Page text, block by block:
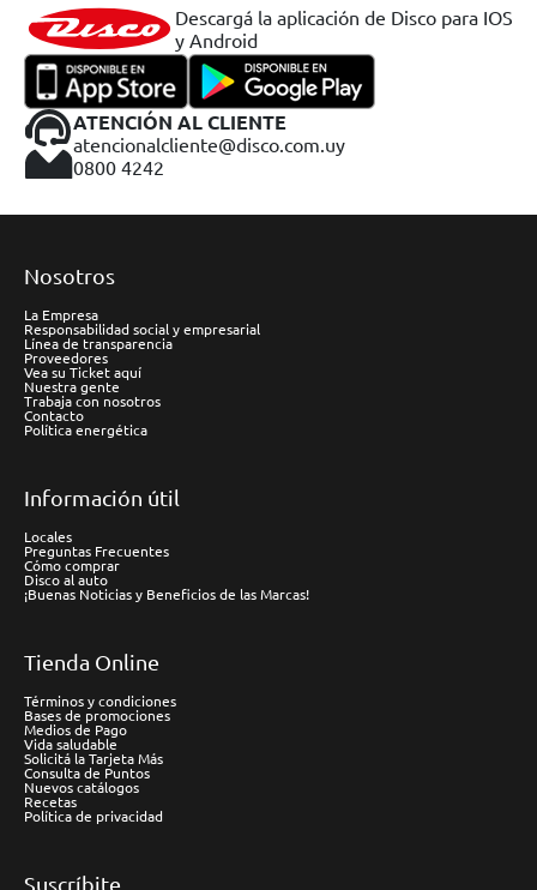
Descargá la aplicación de Disco para IOS
y Android
ATENCIÓN AL CLIENTE
atencionalcliente@disco.com.uy
0800 4242
Nosotros
La Empresa
Responsabilidad social y empresarial
Línea de transparencia
Proveedores
Vea su Ticket aquí
Nuestra gente
Trabaja con nosotros
Contacto
Política energética
Información útil
Locales
Preguntas Frecuentes
Cómo comprar
Disco al auto
¡Buenas Noticias y Beneficios de las Marcas!
Tienda Online
Términos y condiciones
Bases de promociones
Medios de Pago
Vida saludable
Solicitá la Tarjeta Más
Consulta de Puntos
Nuevos catálogos
Recetas
Política de privacidad
Suscríbite